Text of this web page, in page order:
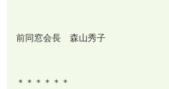
前同窓会長 森山秀子
＊＊＊＊＊＊